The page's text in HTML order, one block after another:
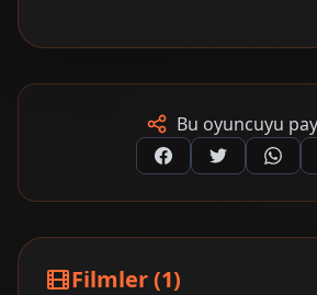
Bu oyuncuyu
Filmler (1)